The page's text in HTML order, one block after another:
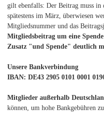
gilt ebenfalls: Der Beitrag muss in
spätestens im März, überwiesen
Mitgliedsnummer und das
Mitgliedsbeitrag um eine
Zusatz "und Spende" deutlich
Unsere Bankverbindung
IBAN: DE43 2905 0101 0001
Mitglieder außerhalb
können, um hohe Bankgebühren